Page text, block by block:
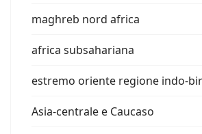
maghreb nord africa
africa subsahariana
estremo oriente regione indo-
Asia-centrale e Caucaso